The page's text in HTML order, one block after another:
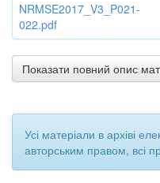
NRMSE2017_V3_P021-
022.pdf
Показати повний опис
Усі матеріали в архіві
авторським правом, всі